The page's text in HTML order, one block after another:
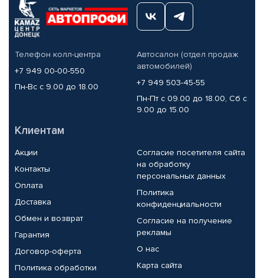
Телефон колл-центра
+7 949 00-00-550
Пн-Вс с 9.00 до 18.00
Автосалон (отдел продаж
автомобилей)
+7 949 503-45-55
Пн-Пт с 09.00 до 18.00, Сб с
9.00 до 15.00
Клиентам
Акции
Контакты
Оплата
Доставка
Обмен и возврат
Гарантия
Договор-оферта
Политика обработки
Согласие посетителя сайта
на обработку
персональных данных
Политика
конфиденциальности
Согласие на получение
рекламы
О нас
Карта сайта